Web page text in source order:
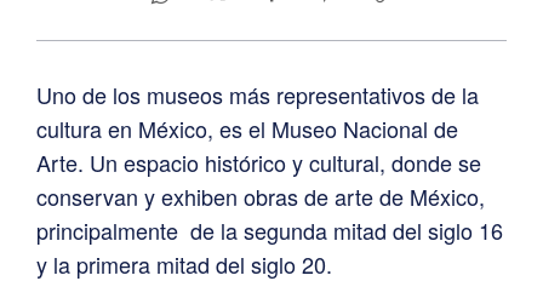
Uno de los museos más representativos de la
cultura en México, es el Museo Nacional de
Arte. Un espacio histórico y cultural, donde se
conservan y exhiben obras de arte de México,
principalmente de la segunda mitad del siglo 16
y la primera mitad del siglo 20.